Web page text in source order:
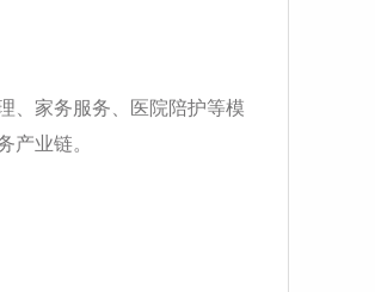
、家务服务、医院陪护等模
产业链。